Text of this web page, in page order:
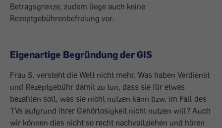
Betragsgrenze, zudem liege auch keine
Rezeptgebührenbefreiung vor.
Eigenartige Begründung der GIS
Frau S. versteht die Welt nicht mehr. Was haben Verdienst
und Rezeptgebühr damit zu tun, dass sie für etwas
bezahlen soll, was sie nicht nutzen kann bzw. im Fall des
TVs aufgrund ihrer Gehörlosigkeit nicht nutzen will? Auch
wir können dies nicht so recht nachvollziehen und hören